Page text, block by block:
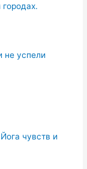
не успели
чувств и